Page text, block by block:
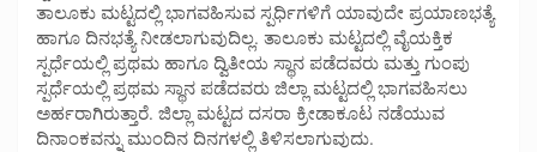
ತಾಲೂಕು ಮಟ್ಟದಲ್ಲಿ ಭಾಗವಹಿಸುವ ಸ್ಪರ್ಧಿಗಳಿಗೆ ಯಾವುದೇ ಪ್ರಯಾಣಭತ್ಯೆ
ಹಾಗೂ ದಿನಭತ್ಯೆ ನೀಡಲಾಗುವುದಿಲ್ಲ. ತಾಲೂಕು ಮಟ್ಟದಲ್ಲಿ ವೈಯಕ್ತಿಕ
ಸ್ಪರ್ಧೆಯಲ್ಲಿ ಪ್ರಥಮ ಹಾಗೂ ದ್ವಿತೀಯ ಸ್ಥಾನ ಪಡೆದವರು ಮತ್ತು ಗುಂಪು
ಸ್ಪರ್ಧೆಯಲ್ಲಿ ಪ್ರಥಮ ಸ್ಥಾನ ಪಡೆದವರು ಜಿಲ್ಲಾ ಮಟ್ಟದಲ್ಲಿ ಭಾಗವಹಿಸಲು
ಅರ್ಹರಾಗಿರುತ್ತಾರೆ. ಜಿಲ್ಲಾ ಮಟ್ಟದ ದಸರಾ ಕ್ರೀಡಾಕೂಟ ನಡೆಯುವ
ದಿನಾಂಕವನ್ನು ಮುಂದಿನ ದಿನಗಳಲ್ಲಿ ತಿಳಿಸಲಾಗುವುದು.